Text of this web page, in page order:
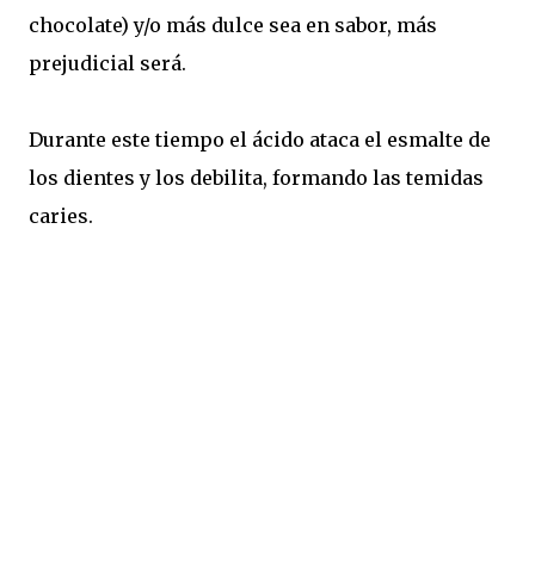
chocolate) y/o más dulce sea en sabor, más
prejudicial será.
Durante este tiempo el ácido ataca el esmalte de
los dientes y los debilita, formando las temidas
caries.